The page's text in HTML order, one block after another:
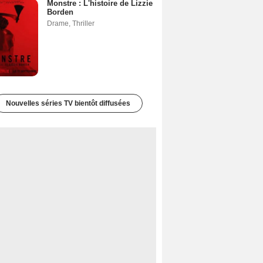
Monstre : L'histoire de Lizzie
Borden
Drame Thriller
Nouvelles séries TV bientôt diffusées